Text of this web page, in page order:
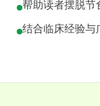
帮助读者摆脱节
结合临床经验与